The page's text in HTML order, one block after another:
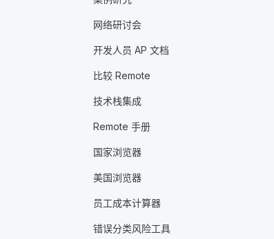
网络研讨会
开发人员 AP 文档
比较 Remote
技术栈集成
Remote 手册
国家浏览器
美国浏览器
员工成本计算器
错误分类风险工具